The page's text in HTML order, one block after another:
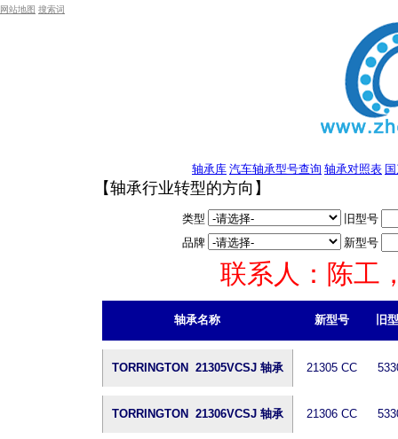
网站地图 搜索词
轴承库 汽车轴承型号查询 轴承对照表
【轴承行业转型的方向】
类型
旧型号
品牌
新型号
联系人：陈工
轴承名称 新型号 旧
TORRINGTON 21305VCSJ 轴承 21305 CC
TORRINGTON 21306VCSJ 轴承 21306 CC